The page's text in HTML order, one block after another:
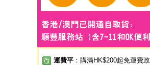
運費平 ：購滿HK$200起免運費